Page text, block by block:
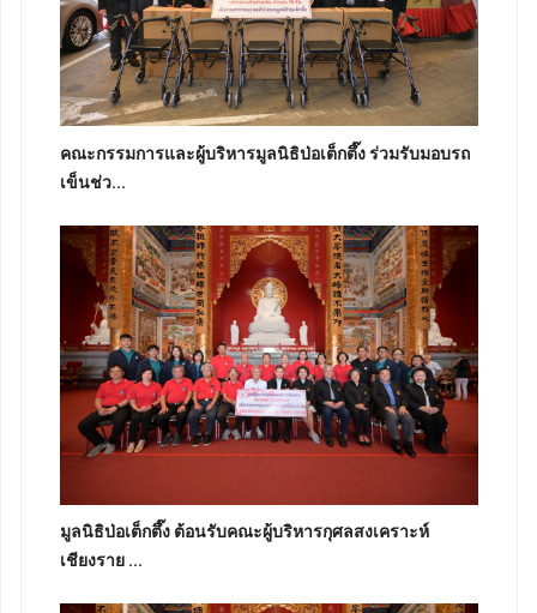
คณะกรรมการและผู้บริหารมูลนิธิป่อเต็กตึ๊ง ร่วมรับมอบรถ
เข็นช่ว...
มูลนิธิป่อเต็กตึ๊ง ต้อนรับคณะผู้บริหารกุศลสงเคราะห์
เชียงราย ...